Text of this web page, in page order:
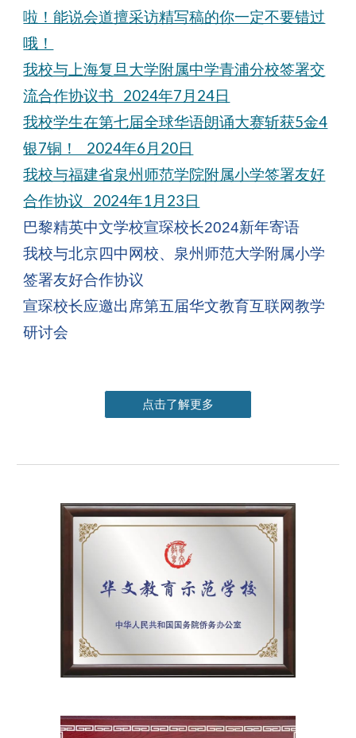
啦！能说会道擅采访精写稿的你一定不要错过
哦！
我校与上海复旦大学附属中学青浦分校签署交
流合作协议书 2024年7月24日
我校学生在第七届全球华语朗诵大赛斩获5金4
银7铜！ 2024年6月20日
我校与福建省泉州师范学院附属小学签署友好
合作协议 2024年1月23日
巴黎精英中文学校宣琛校长2024新年寄语
我校与北京四中网校、泉州师范大学附属小学
签署友好合作协议
宣琛校长应邀出席第五届华文教育互联网教学
研讨会
点击了解更多